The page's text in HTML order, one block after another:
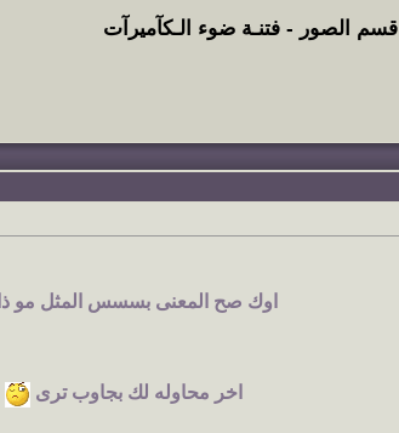
قسم الصور - فتنـة ضوء الـكآميرآت
اوك صح المعنى بسسس المثل مو ذا
اخر محاوله لك بجاوب ترى